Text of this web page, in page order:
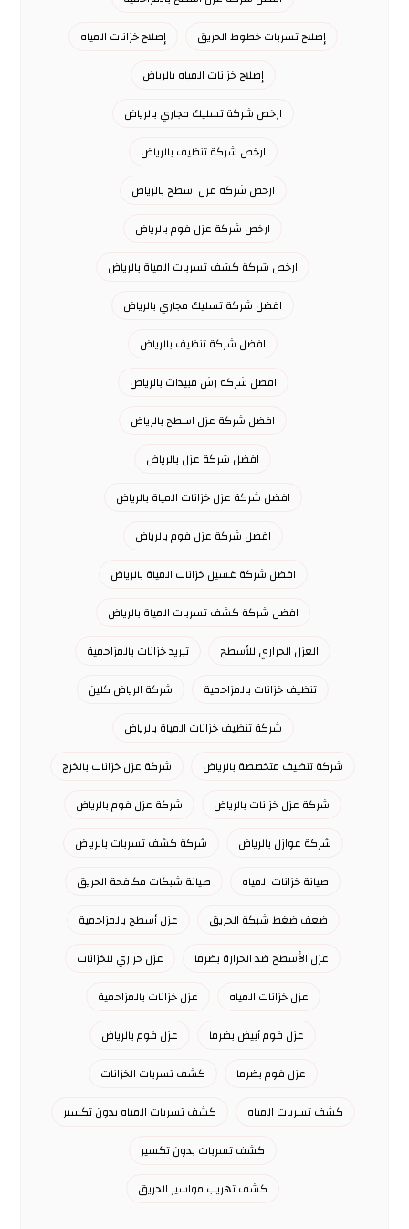
إصلاح تسربات خطوط الحريق
إصلاح خزانات المياه
إصلاح خزانات المياه بالرياض
ارخص شركة تسليك مجاري بالرياض
ارخص شركة تنظيف بالرياض
ارخص شركة عزل اسطح بالرياض
ارخص شركة عزل فوم بالرياض
ارخص شركة كشف تسربات المياة بالرياض
افضل شركة تسليك مجاري بالرياض
افضل شركة تنظيف بالرياض
افضل شركة رش مبيدات بالرياض
افضل شركة عزل اسطح بالرياض
افضل شركة عزل بالرياض
افضل شركة عزل خزانات المياة بالرياض
افضل شركة عزل فوم بالرياض
افضل شركة غسيل خزانات المياة بالرياض
افضل شركة كشف تسربات المياة بالرياض
العزل الحراري للأسطح
تبريد خزانات بالمزاحمية
تنظيف خزانات بالمزاحمية
شركة الرياض كلين
شركة تنظيف خزانات المياة بالرياض
شركة تنظيف متخصصة بالرياض
شركة عزل خزانات بالخرج
شركة عزل خزانات بالرياض
شركة عزل فوم بالرياض
شركة عوازل بالرياض
شركة كشف تسربات بالرياض
صيانة خزانات المياه
صيانة شبكات مكافحة الحريق
ضعف ضغط شبكة الحريق
عزل أسطح بالمزاحمية
عزل الأسطح ضد الحرارة بضرما
عزل حراري للخزانات
عزل خزانات المياه
عزل خزانات بالمزاحمية
عزل فوم أبيض بضرما
عزل فوم بالرياض
عزل فوم بضرما
كشف تسربات الخزانات
كشف تسربات المياه
كشف تسربات المياه بدون تكسير
كشف تسربات بدون تكسير
كشف تهريب مواسير الحريق